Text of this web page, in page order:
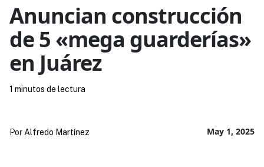
Anuncian construcción
de 5 «mega guarderías»
en Juárez
May 1, 2025
Por Alfredo Martínez
1 minutos de lectura